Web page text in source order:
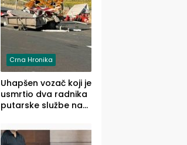
Crna Hronika
Uhapšen vozač koji je
usmrtio dva radnika
putarske službe na
prema Šapcu
(FOTO)